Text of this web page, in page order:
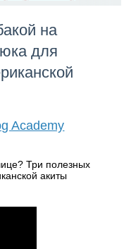
на
для
Academy